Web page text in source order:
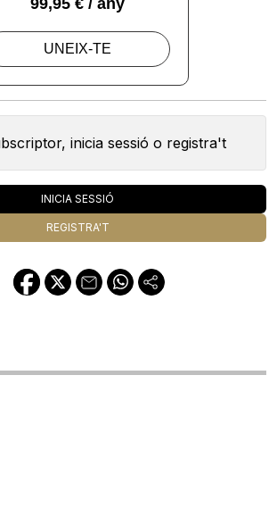
inicia sessió o registra't
INICIA SESSIÓ
REGISTRA'T